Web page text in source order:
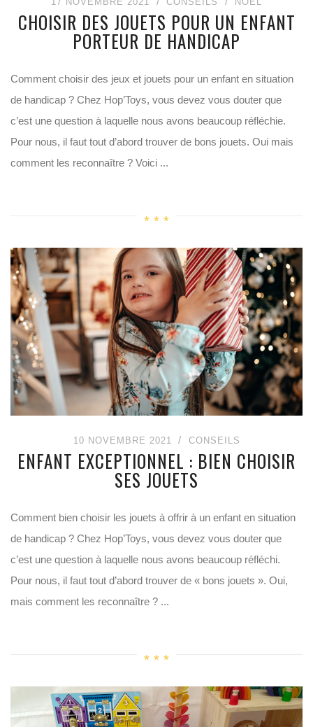
CHOISIR DES JOUETS POUR UN ENFANT
PORTEUR DE HANDICAP
Comment choisir des jeux et jouets pour un enfant en situation
de handicap ? Chez Hop’Toys, vous devez vous douter que
c’est une question à laquelle nous avons beaucoup réfléchie.
Pour nous, il faut tout d’abord trouver de bons jouets. Oui mais
comment les reconnaître ? Voici ...
10 NOVEMBRE 2021 CONSEILS
ENFANT EXCEPTIONNEL : BIEN CHOISIR
SES JOUETS
Comment bien choisir les jouets à offrir à un enfant en situation
de handicap ? Chez Hop’Toys, vous devez vous douter que
c’est une question à laquelle nous avons beaucoup réfléchi.
Pour nous, il faut tout d’abord trouver de « bons jouets ». Oui,
mais comment les reconnaître ? ...